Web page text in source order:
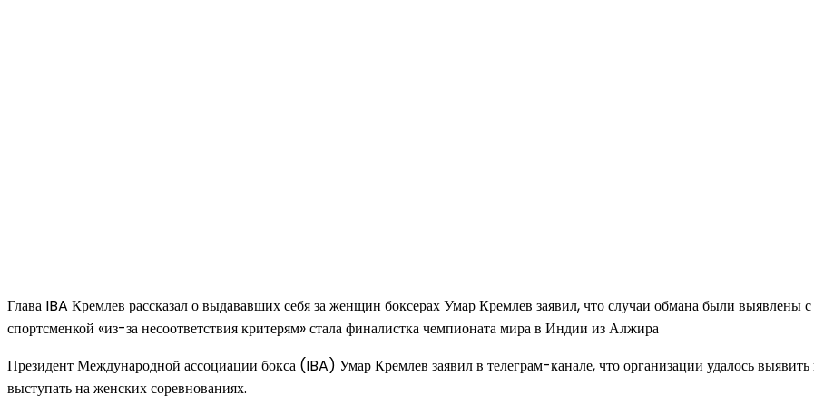
Глава IBA Кремлев рассказал о выдававших себя за женщин боксерах Умар Кремлев заявил, что случаи обмана были выявлены
спортсменкой «из-за несоответствия критерям» стала финалистка чемпионата мира в Индии из Алжира
Президент Международной ассоциации бокса (IBA) Умар Кремлев заявил в телеграм-канале, что организации удалось
выступать на женских соревнованиях.